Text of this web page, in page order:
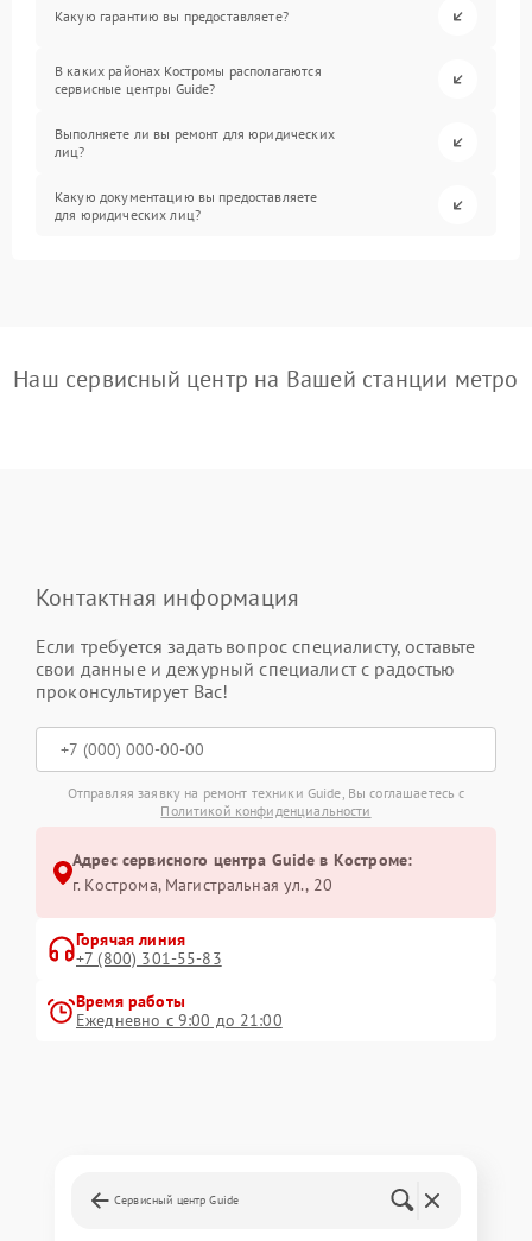
Какую гарантию вы предоставляете?
В каких районах Костромы располагаются
сервисные центры Guide?
Выполняете ли вы ремонт для юридических
лиц?
Какую документацию вы предоставляете
для юридических лиц?
Наш сервисный центр на Вашей станции метро
Контактная информация
Если требуется задать вопрос специалисту, оставьте
свои данные и дежурный специалист с радостью
проконсультирует Вас!
Отправляя заявку на ремонт техники Guide, Вы соглашаетесь с
Политикой конфиденциальности
Адрес сервисного центра Guide в Костроме:
г. Кострома, Магистральная ул., 20
Горячая линия
+7 (800) 301-55-83
Время работы
Ежедневно с 9:00 до 21:00
Сервисный центр Guide